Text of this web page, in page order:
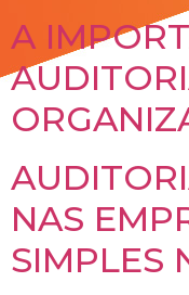
A
NAS
SIMPLES